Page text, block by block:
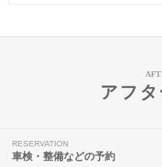
アフ
RESERVATION
車検・整備などの予約